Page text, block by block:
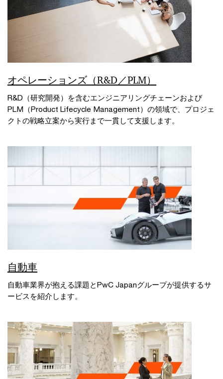
オペレーションズ（R&D／PLM）
R&D（研究開発）を含むエンジニアリングチェーンおよび
PLM（Product Lifecycle Management）の領域で、プロジェ
クトの戦略立案から実行まで一貫して支援します。
自動車
自動車業界が抱える課題とPwC Japanグループが提供するサ
ービスを紹介します。